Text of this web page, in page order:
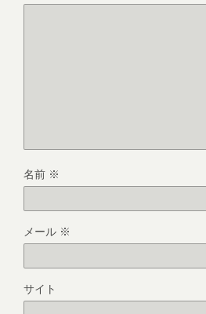
名前 ※
メール ※
サイト